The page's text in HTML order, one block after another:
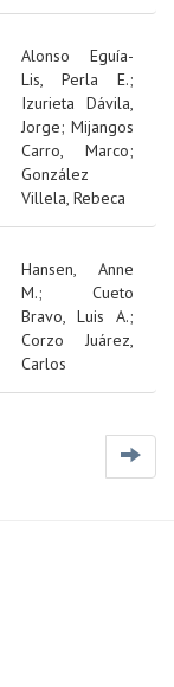
Alonso Eguía-
Lis, Perla E.;
Izurieta Dávila,
Jorge; Mijangos
Carro, Marco;
González
Villela, Rebeca
Hansen, Anne
M.; Cueto
Bravo, Luis A.;
Corzo Juárez,
Carlos